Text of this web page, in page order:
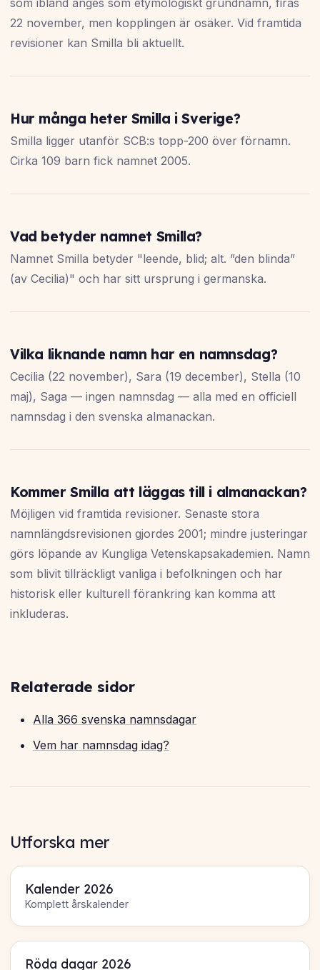
som ibland anges som etymologiskt grundnamn, firas
22 november, men kopplingen är osäker. Vid framtida
revisioner kan Smilla bli aktuellt.
Hur många heter Smilla i Sverige?
Smilla ligger utanför SCB:s topp-200 över förnamn.
Cirka 109 barn fick namnet 2005.
Vad betyder namnet Smilla?
Namnet Smilla betyder "leende, blid; alt. ”den blinda”
(av Cecilia)" och har sitt ursprung i germanska.
Vilka liknande namn har en namnsdag?
Cecilia (22 november), Sara (19 december), Stella (10
maj), Saga — ingen namnsdag — alla med en officiell
namnsdag i den svenska almanackan.
Kommer Smilla att läggas till i almanackan?
Möjligen vid framtida revisioner. Senaste stora
namnlängdsrevisionen gjordes 2001; mindre justeringar
görs löpande av Kungliga Vetenskapsakademien. Namn
som blivit tillräckligt vanliga i befolkningen och har
historisk eller kulturell förankring kan komma att
inkluderas.
Relaterade sidor
Alla 366 svenska namnsdagar
Vem har namnsdag idag?
Utforska mer
Kalender 2026
Komplett årskalender
Röda dagar 2026